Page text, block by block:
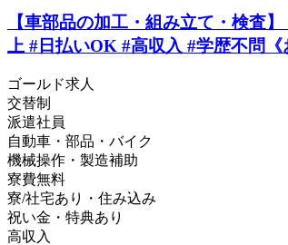
【車部品の加工・組み立て・検査
上 #日払いOK #高収入 #学歴不問《
ゴールド求人
交替制
派遣社員
自動車・部品・バイク
機械操作・製造補助
寮費無料
寮/社宅あり・住み込み
祝い金・特典あり
高収入